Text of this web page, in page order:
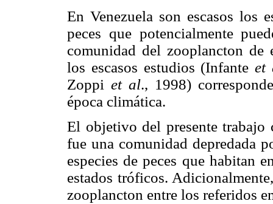
En Venezuela son escasos los
peces que potencialmente
comunidad del zooplancton de
los escasos estudios (Infanteet
Zoppi et al., 1998)
época climática.
El objetivo del presente trabajo
fue una comunidad depredada
especies de peces que habitan
estados tróficos.
zooplancton entre los referidos